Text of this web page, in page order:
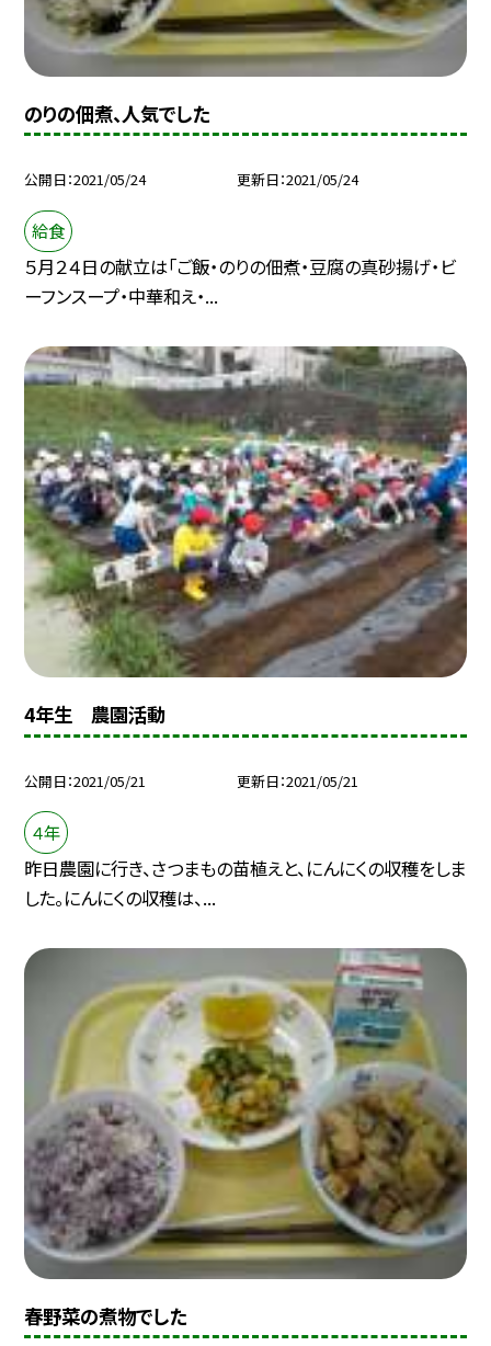
のりの佃煮、人気でした
公開日 2021/05/24 更新日 2021/05/24
給食
５月２４日の献立は「ご飯・のりの佃煮・豆腐の真砂揚げ・ビ
ーフンスープ・中華和え・...
4年生 農園活動
公開日 2021/05/21 更新日 2021/05/21
４年
昨日農園に行き、さつまもの苗植えと、にんにくの収穫をしま
した。にんにくの収穫は、...
春野菜の煮物でした